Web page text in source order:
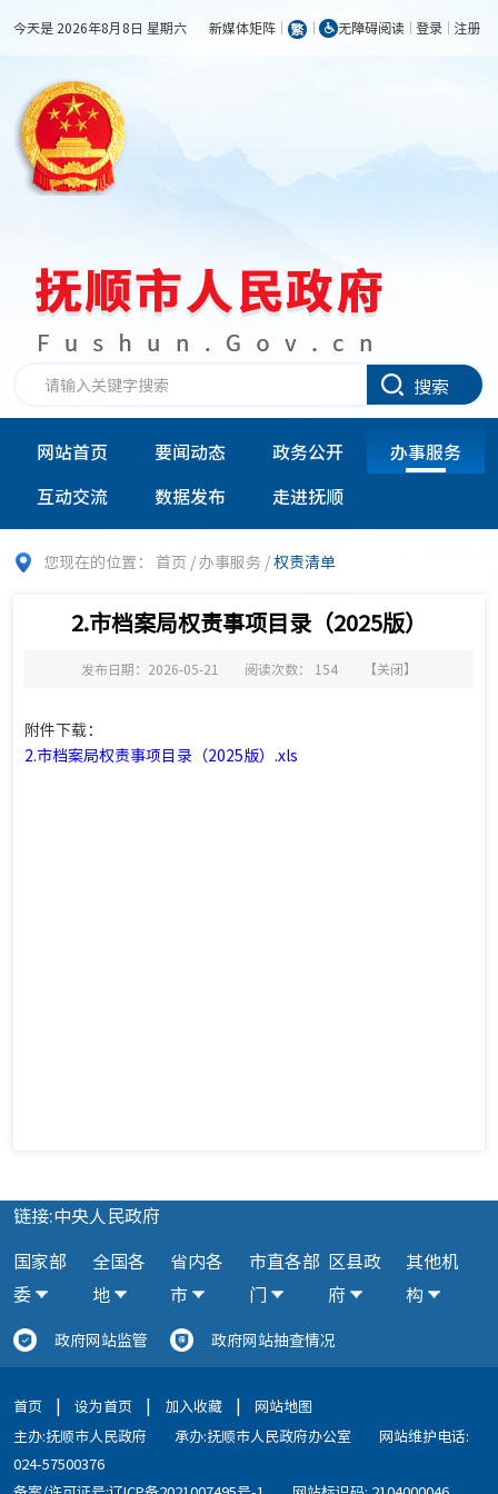
今天是 2026年8月8日 星期六 新媒体矩阵 无障碍阅读 登录 注册
搜索
网站首页 要闻动态 政务公开
办事服务
互动交流
数据发布 走进抚顺
您现在的位置： 首页 /办事服务 /权责清单
2.市档案局权责事项目录（2025版）
发布日期：2026-05-21 阅读次数： 154 【关闭】
附件下载：
2.市档案局权责事项目录（2025版）.xls
链接:中央人民政府
国家部
委
全国各
地
省内各
市
市直各部
门
区县政
府
其他机
构
政府网站监管 政府网站抽查情况
首页 | 设为首页 | 加入收藏 |
网站地图
主办:抚顺市人民政府
承办:抚顺市人民政府办公室
网站维护电话:
024-57500376